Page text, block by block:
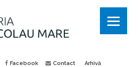
Facebook Contact Arhivă